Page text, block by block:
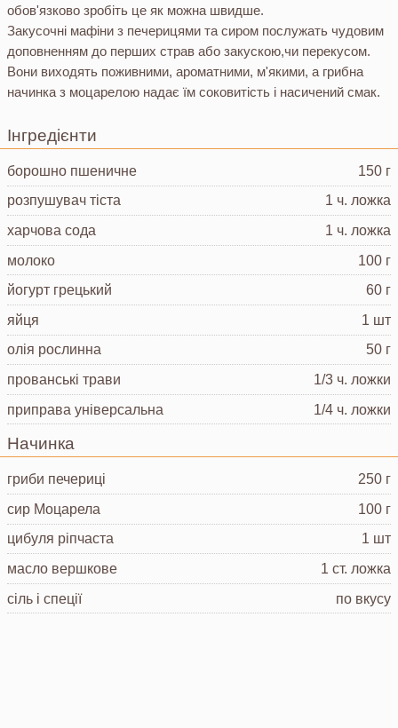
обов'язково зробіть це як можна швидше.
Закусочні мафіни з печерицями та сиром послужать чудовим
доповненням до перших страв або закускою,чи перекусом.
Вони виходять поживними, ароматними, м'якими, а грибна
начинка з моцарелою надає їм соковитість і насичений смак.
Інгредієнти
борошно пшеничне
150 г
розпушувач тіста
1 ч. ложка
харчова сода
1 ч. ложка
молоко
100 г
йогурт грецький
60 г
яйця
1 шт
олія рослинна
50 г
прованські трави
1/3 ч. ложки
приправа універсальна
1/4 ч. ложки
Начинка
гриби печериці
250 г
сир Моцарела
100 г
цибуля ріпчаста
1 шт
масло вершкове
1 ст. ложка
сіль і спеції
по вкусу